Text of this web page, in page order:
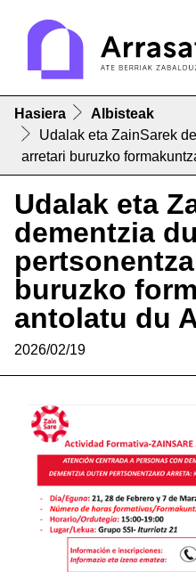
Hasiera
Albisteak
Udalak eta ZainSarek
arretari buruzko
Udalak eta
dementzia
buruzko
antolatu du
2026/02/19